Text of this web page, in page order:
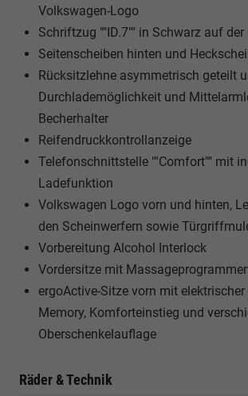
Volkswagen-Logo
Schriftzug ""ID.7"" in Schwarz auf
Seitenscheiben hinten und
Rücksitzlehne asymmetrisch geteilt
Durchlademöglichkeit und
Becherhalter
Reifendruckkontrollanzeige
Telefonschnittstelle ""Comfort"" mit
Ladefunktion
Volkswagen Logo vorn und hinten,
den Scheinwerfern sowie
Vorbereitung Alcohol Interlock
Vordersitze mit
ergoActive-Sitze vorn mit
Memory, Komforteinstieg und
Oberschenkelauflage
Räder & Technik